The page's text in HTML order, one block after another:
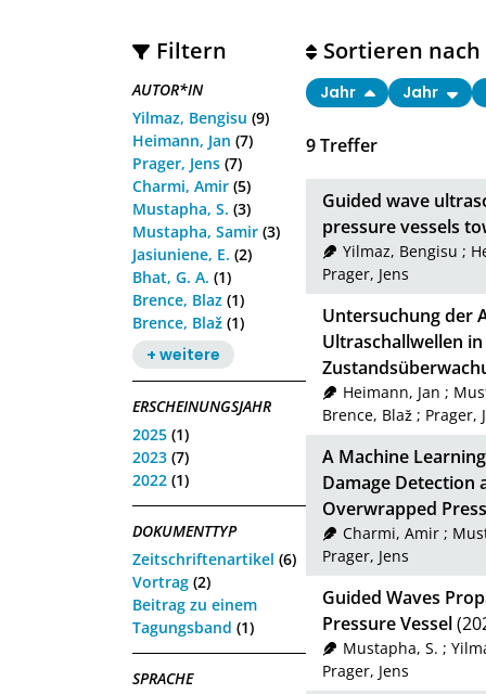
Filtern
AUTOR*IN
Yilmaz, Bengisu (9)
Heimann, Jan (7)
Prager, Jens (7)
Charmi, Amir (5)
Mustapha, S. (3)
Mustapha, Samir (3)
Jasiuniene, E. (2)
Bhat, G. A. (1)
Brence, Blaz (1)
Brence, Blaž (1)
+ weitere
ERSCHEINUNGSJAHR
2025 (1)
2023 (7)
2022 (1)
DOKUMENTTYP
Zeitschriftenartikel (6)
Vortrag (2)
Beitrag zu einem
Tagungsband (1)
SPRACHE
9Treffer
Sortieren nach
Jahr Jahr
Guided wave
pressure vessels
Yilmaz, Bengisu ;
Prager, Jens
Untersuchung der
Ultraschallwellen
Heimann, Jan ;
Brence, Blaž ; Prager,
A Machine
Damage Detection
Overwrapped
Charmi, Amir;
Prager, Jens
Guided Waves
Pressure Vessel
Mustapha, S. ;
Prager, Jens